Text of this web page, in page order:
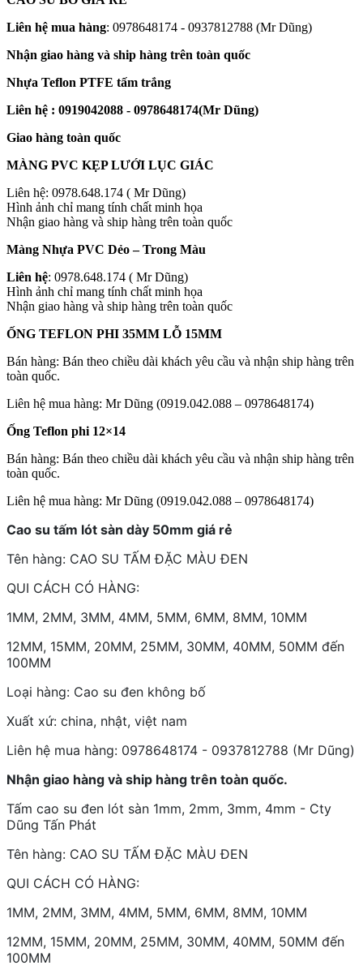
Liên hệ mua hàng: 0978648174 - 0937812788 (Mr Dũng)
Nhận giao hàng và ship hàng trên toàn quốc
Nhựa Teflon PTFE tấm trắng
Liên hệ : 0919042088 - 0978648174(Mr Dũng)
Giao hàng toàn quốc
MÀNG PVC KẸP LƯỚI LỤC GIÁC
Liên hệ: 0978.648.174 ( Mr Dũng)
Hình ảnh chỉ mang tính chất minh họa
Nhận giao hàng và ship hàng trên toàn quốc
Màng Nhựa PVC Dẻo – Trong Màu
Liên hệ: 0978.648.174 ( Mr Dũng)
Hình ảnh chỉ mang tính chất minh họa
Nhận giao hàng và ship hàng trên toàn quốc
ỐNG TEFLON PHI 35MM LỖ 15MM
Bán hàng: Bán theo chiều dài khách yêu cầu và nhận ship hàng trên
toàn quốc.
Liên hệ mua hàng: Mr Dũng (0919.042.088 – 0978648174)
Ống Teflon phi 12×14
Bán hàng: Bán theo chiều dài khách yêu cầu và nhận ship hàng trên
toàn quốc.
Liên hệ mua hàng: Mr Dũng (0919.042.088 – 0978648174)
Cao su tấm lót sàn dày 50mm giá rẻ
Tên hàng: CAO SU TẤM ĐẶC MÀU ĐEN
QUI CÁCH CÓ HÀNG:
1MM, 2MM, 3MM, 4MM, 5MM, 6MM, 8MM, 10MM
12MM, 15MM, 20MM, 25MM, 30MM, 40MM, 50MM đến
100MM
Loại hàng: Cao su đen không bố
Xuất xứ: china, nhật, việt nam
Liên hệ mua hàng: 0978648174 - 0937812788 (Mr Dũng)
Nhận giao hàng và ship hàng trên toàn quốc.
Tấm cao su đen lót sàn 1mm, 2mm, 3mm, 4mm - Cty
Dũng Tấn Phát
Tên hàng: CAO SU TẤM ĐẶC MÀU ĐEN
QUI CÁCH CÓ HÀNG:
1MM, 2MM, 3MM, 4MM, 5MM, 6MM, 8MM, 10MM
12MM, 15MM, 20MM, 25MM, 30MM, 40MM, 50MM đến
100MM